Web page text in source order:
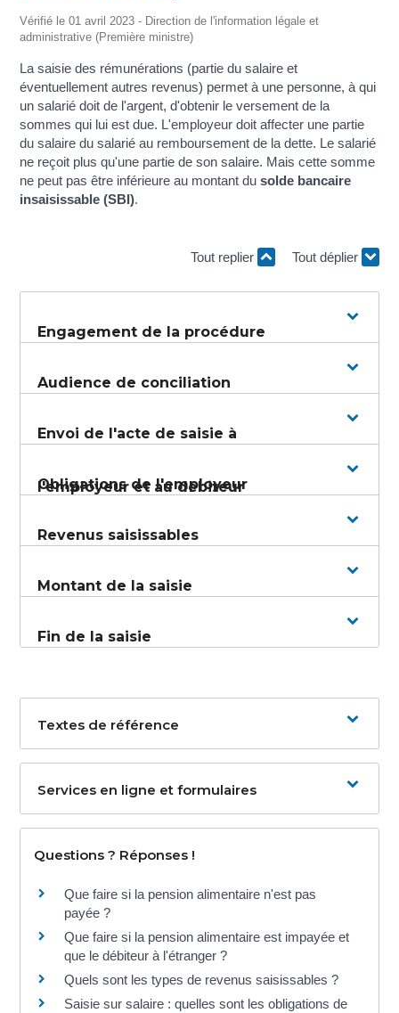
Vérifié le 01 avril 2023 - Direction de l'information légale et
administrative (Première ministre)
La saisie des rémunérations (partie du salaire et
éventuellement autres revenus) permet à une personne, à qui
un salarié doit de l'argent, d'obtenir le versement de la
sommes qui lui est due. L'employeur doit affecter une partie
du salaire du salarié au remboursement de la dette. Le salarié
ne reçoit plus qu'une partie de son salaire. Mais cette somme
ne peut pas être inférieure au montant dusolde bancaire
insaisissable (SBI).
Tout replier Tout déplier
Engagement de la procédure
Audience de conciliation
Envoi de l'acte de saisie à
l'employeur et au débiteur
Obligations de l'employeur
Revenus saisissables
Montant de la saisie
Fin de la saisie
Textes de référence
Services en ligne et formulaires
Questions ? Réponses !
Que faire si la pension alimentaire n'est pas
payée ?
Que faire si la pension alimentaire est impayée et
que le débiteur à l'étranger ?
Quels sont les types de revenus saisissables ?
Saisie sur salaire : quelles sont les obligations de